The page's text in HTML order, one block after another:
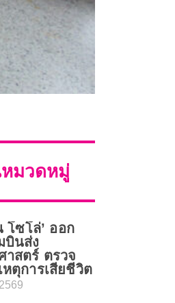
มวดหมู่
โซโล่’ ออก
บินส่ง
าสตร์ ตรวจ
ตุการเสียชีวิต